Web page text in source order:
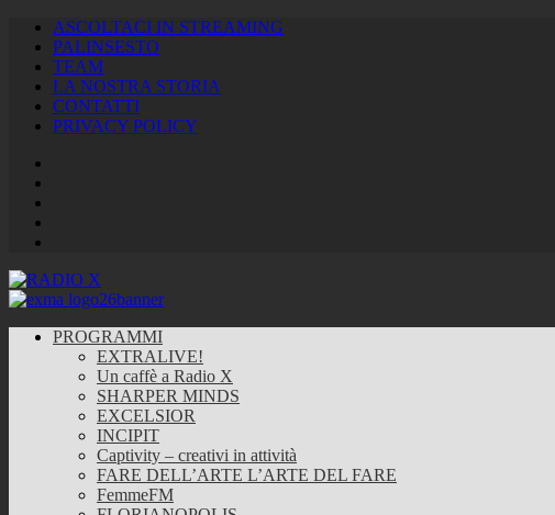
ASCOLTACI IN STREAMING
PALINSESTO
TEAM
LA NOSTRA STORIA
CONTATTI
PRIVACY POLICY
PROGRAMMI
EXTRALIVE!
Un caffè a Radio X
SHARPER MINDS
EXCELSIOR
INCIPIT
Captivity – creativi in attività
FARE DELL’ARTE L’ARTE DEL FARE
FemmeFM